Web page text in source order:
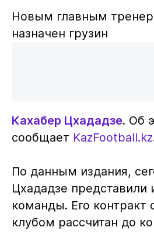
Новым главным
назначен грузин
Кахабер Цхададзе. Об
сообщает KazFootball.kz
По данным издания,
Цхададзе представили
команды. Его
клубом рассчитан до